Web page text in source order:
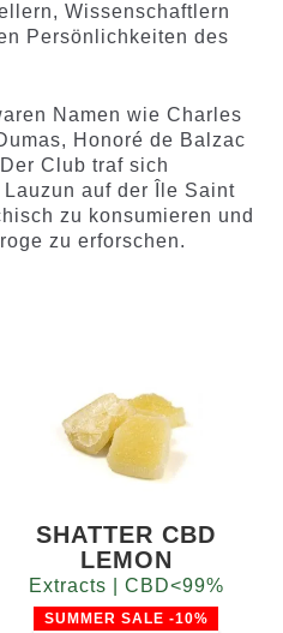
Wissenschaftlern
Persönlichkeiten des
Namen wie Charles
Honoré de Balzac
Club traf sich
auf der Île Saint
zu konsumieren und
zu erforschen.
SHATTER CBD
LEMON
Extracts | CBD<99%
SUMMER SALE -10%